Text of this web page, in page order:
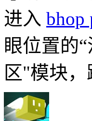
进入 bhop
眼位置的
区"模块